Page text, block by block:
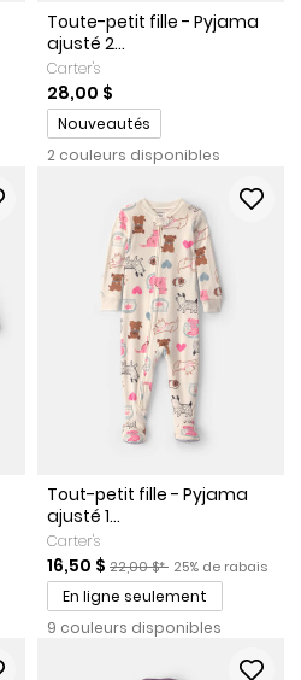
Toute-petit fille - Pyjama
ajusté 2...
Carter's
28,00 $
Promotions
Nouveautés
2 couleurs disponibles
Tout-petit fille - Pyjama
ajusté 1...
Carter's
Prix de solde
16,50 $ Prix ​​de détail suggéré par
22,00 $* Pourcentage de
25% de rabais
En ligne seulement
9 couleurs disponibles